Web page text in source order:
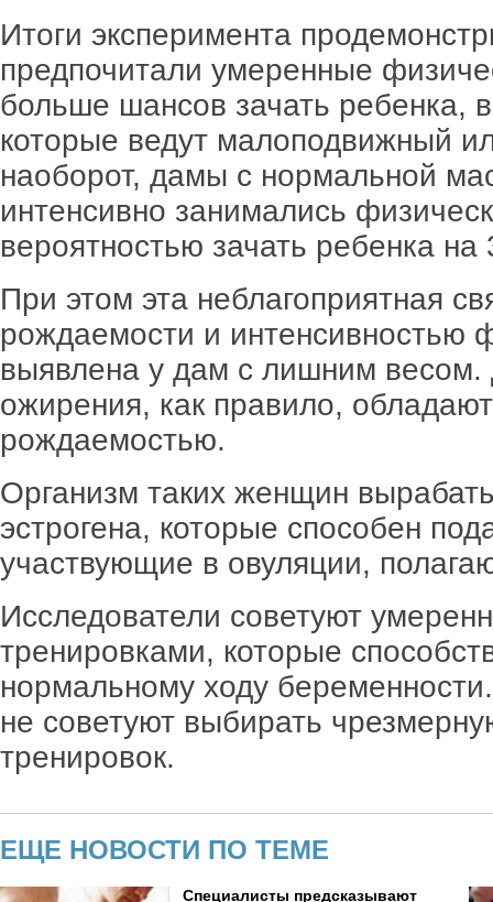
Итоги эксперимента
предпочитали умеренные
больше шансов зачать ребенка,
которые ведут малоподвижный
наоборот, дамы с нормальной
интенсивно занимались
вероятностью зачать ребенка
При этом эта неблагоприятная
рождаемости и интенсивностью
выявлена у дам с лишним
ожирения, как правило,
рождаемостью.
Организм таких женщин
эстрогена, которые способен
участвующие в овуляции,
Исследователи советуют
тренировками, которые
нормальному ходу
не советуют выбирать
тренировок.
ЕЩЕ НОВОСТИ ПО ТЕМЕ
Специалисты предсказывают